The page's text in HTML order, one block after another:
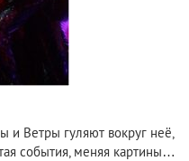
и Ветры гуляют вокруг неё,
события, меняя картины…